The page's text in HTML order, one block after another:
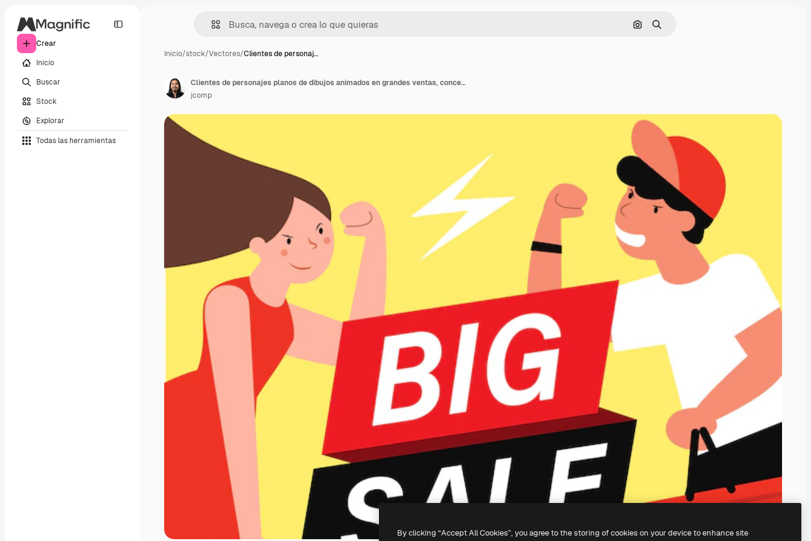
Crear
Inicio
Buscar
Stock
Explorar
Todas las herramientas
Buscar por imagen
Buscar
Inicio/stock/Vectores/Clientes de personaj…
Clientes de personajes planos de dibujos animados en grandes ventas, concepto de compras.
jcomp
By clicking “Accept All Cookies”, you agree to the storing of cookies on your device to enhance site